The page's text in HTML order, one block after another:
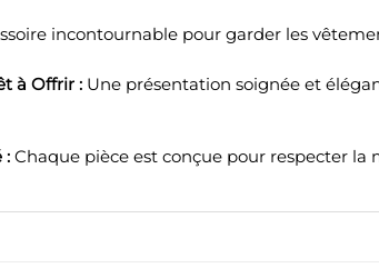
incontournable pour garder les
à Offrir : Une présentation soignée et
: Chaque pièce est conçue pour respecter la